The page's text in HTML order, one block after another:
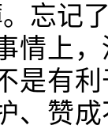
忘记
情上
是有
、赞